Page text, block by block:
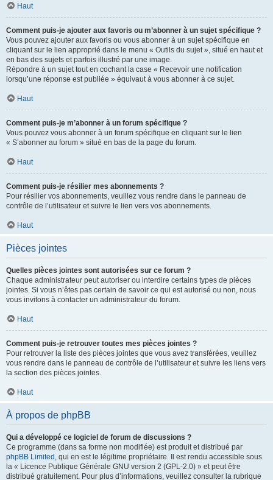
Haut
Comment puis-je ajouter aux favoris ou m’abonner à un sujet spécifique ?
Vous pouvez ajouter aux favoris ou vous abonner à un sujet spécifique en
cliquant sur le lien approprié dans le menu « Outils du sujet », situé en haut et
en bas des sujets et parfois illustré par une image.
Répondre à un sujet tout en cochant la case « Recevoir une notification
lorsqu’une réponse est publiée » équivaut à vous abonner à ce sujet.
Haut
Comment puis-je m’abonner à un forum spécifique ?
Vous pouvez vous abonner à un forum spécifique en cliquant sur le lien
« S’abonner au forum » situé en bas de la page du forum.
Haut
Comment puis-je résilier mes abonnements ?
Pour résilier vos abonnements, veuillez vous rendre dans le panneau de
contrôle de l’utilisateur et suivre le lien vers vos abonnements.
Haut
Pièces jointes
Quelles pièces jointes sont autorisées sur ce forum ?
Chaque administrateur peut autoriser ou interdire certains types de pièces
jointes. Si vous n’êtes pas certain de savoir ce qui est autorisé ou non, nous
vous invitons à contacter un administrateur du forum.
Haut
Comment puis-je retrouver toutes mes pièces jointes ?
Pour retrouver la liste des pièces jointes que vous avez transférées, veuillez
vous rendre dans le panneau de contrôle de l’utilisateur et suivre les liens vers
la section des pièces jointes.
Haut
À propos de phpBB
Qui a développé ce logiciel de forum de discussions ?
Ce programme (dans sa forme non modifiée) est produit et distribué par
phpBB Limited , qui en est le légitime propriétaire. Il est rendu accessible sous
la « Licence Publique Générale GNU version 2 (GPL-2.0) » et peut être
distribué gratuitement. Pour plus d’informations, veuillez consulter la rubrique